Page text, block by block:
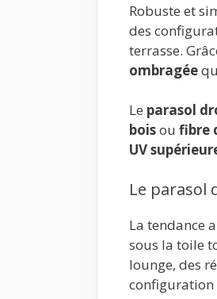
Robuste et
des
terrasse.
ombragée
Le parasol
boisou fibre
UV
Le parasol
La tendance
sous la toile
lounge, des
configuration